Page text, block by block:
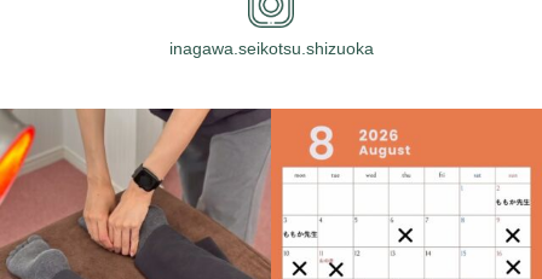
inagawa.seikotsu.shizuoka